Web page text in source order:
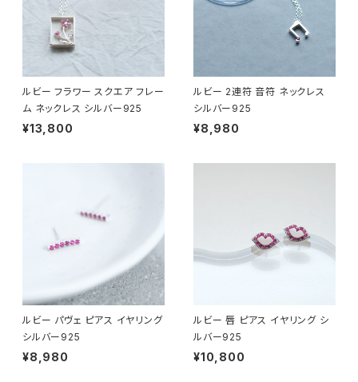
ルビー フラワー スクエア フレー
ム ネックレス シルバー925
¥13,800
ルビー 2連符 音符 ネックレス
シルバー925
¥8,980
ルビー パヴェ ピアス イヤリング
シルバー925
¥8,980
ルビー 唇 ピアス イヤリング シ
ルバー925
¥10,800